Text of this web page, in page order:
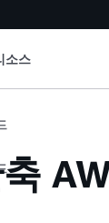
소스